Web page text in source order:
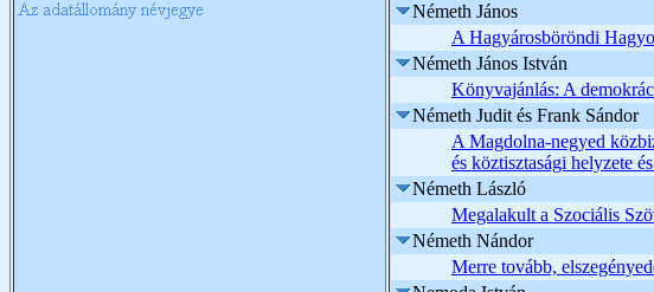
Németh János
A Hagyárosböröndi
Németh János István
Könyvajánlás: A
Németh Judit és Frank Sándor
A Magdolna-negyed
és köztisztasági helyzete
Németh László
Megalakult a Szociális
Németh Nándor
Merre tovább,